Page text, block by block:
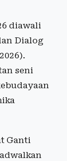
diawali
Dialog
seni
Ganti